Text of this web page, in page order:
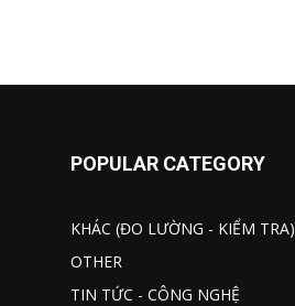
POPULAR CATEGORY
KHÁC (ĐO LƯỜNG - KIỂM TRA)
OTHER
TIN TỨC - CÔNG NGHỆ